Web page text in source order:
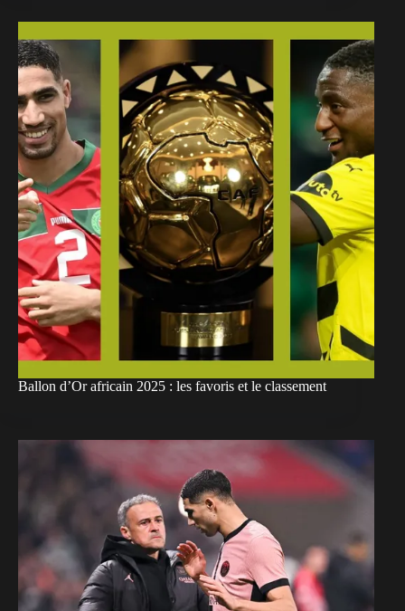
Ballon d’Or africain 2025 : les favoris et le classement